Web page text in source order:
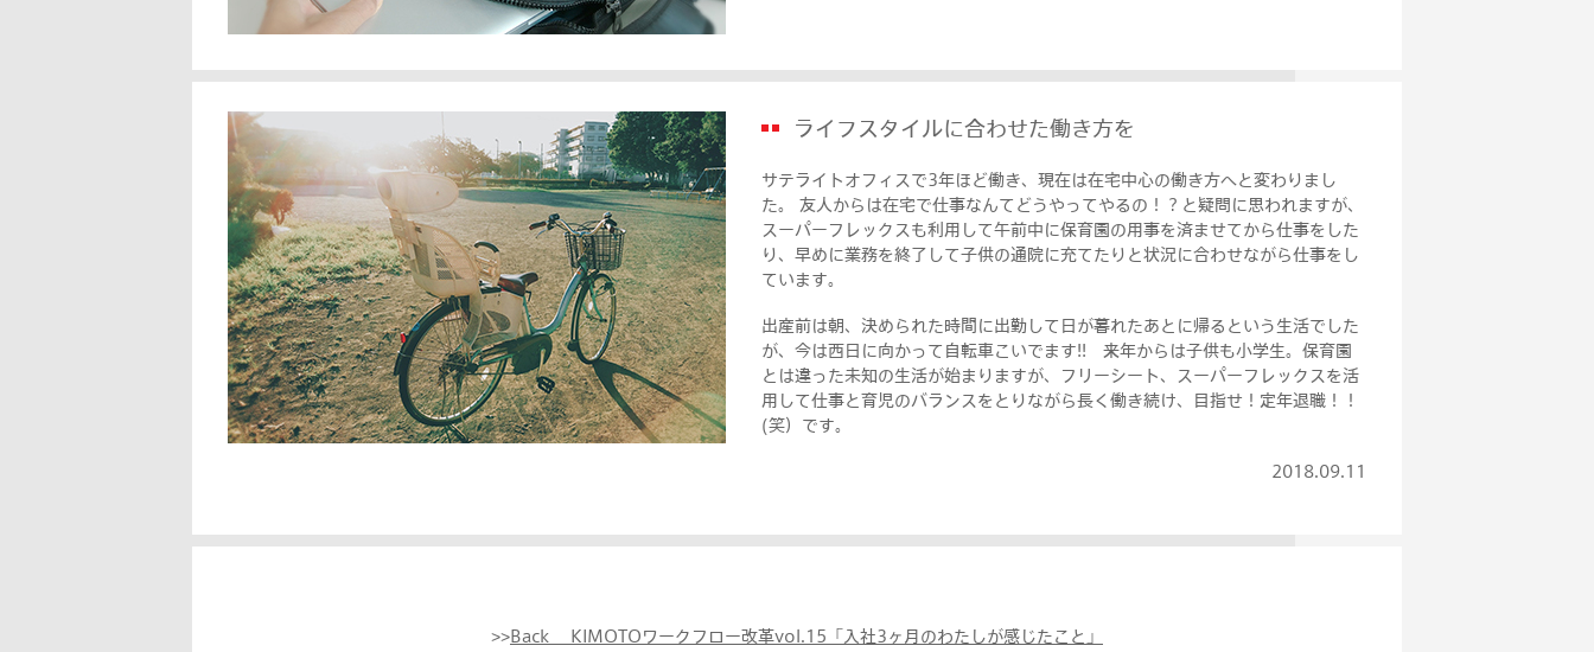
ライフスタイルに合わせた働き方を
サテライトオフィスで3年ほど働き、現在は在宅中心の働き方へと変わりまし
た。 友人からは在宅で仕事なんてどうやってやるの！？と疑問に思われますが、
スーパーフレックスも利用して午前中に保育園の用事を済ませてから仕事をした
り、早めに業務を終了して子供の通院に充てたりと状況に合わせながら仕事をし
ています。
出産前は朝、決められた時間に出勤して日が暮れたあとに帰るという生活でした
が、今は西日に向かって自転車こいでます!! 来年からは子供も小学生。保育園
とは違った未知の生活が始まりますが、フリーシート、スーパーフレックスを活
用して仕事と育児のバランスをとりながら長く働き続け、目指せ！定年退職！！
(笑）です。
2018.09.11
>>Back KIMOTOワークフロー改革vol.15「入社3ヶ月のわたしが感じたこと」